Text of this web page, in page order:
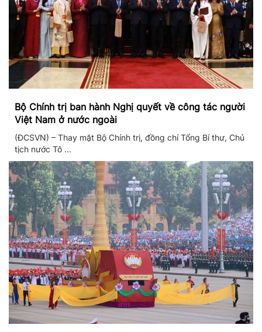
Bộ Chính trị ban hành Nghị quyết về công tác người
Việt Nam ở nước ngoài
(ĐCSVN) – Thay mặt Bộ Chính trị, đồng chí Tổng Bí thư, Chủ
tịch nước Tô ...